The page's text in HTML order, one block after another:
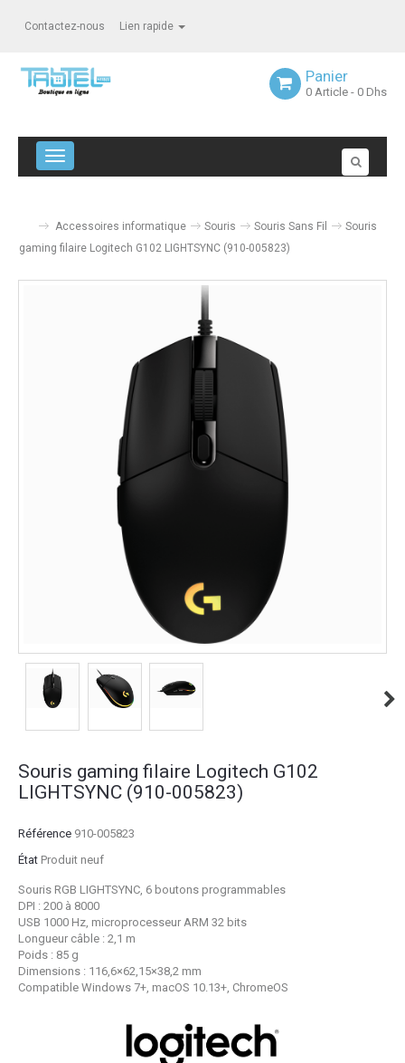
Contactez-nous Lien rapide
Panier
0 Article - 0 Dhs
Navigation bascule
Accessoires informatique Souris Souris Sans Fil
Souris
gaming filaire Logitech G102 LIGHTSYNC (910-005823)
Souris gaming filaire Logitech G102
LIGHTSYNC (910-005823)
Référence 910-005823
État Produit neuf
Souris RGB LIGHTSYNC, 6 boutons programmables
DPI : 200 à 8000
USB 1000 Hz, microprocesseur ARM 32 bits
Longueur câble : 2,1 m
Poids : 85 g
Dimensions : 116,6×62,15×38,2 mm
Compatible Windows 7+, macOS 10.13+, ChromeOS